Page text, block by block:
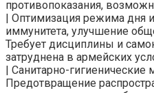
противопоказания,
| Оптимизация режима дня
иммунитета, улучшение
Требует дисциплины и
затруднена в армейских
| Санитарно-гигиенические
Предотвращение